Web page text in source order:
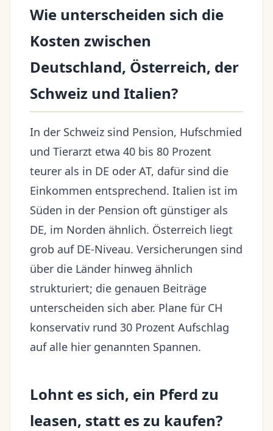
Wie unterscheiden sich die
Kosten zwischen
Deutschland, Österreich, der
Schweiz und Italien?
In der Schweiz sind Pension, Hufschmied
und Tierarzt etwa 40 bis 80 Prozent
teurer als in DE oder AT, dafür sind die
Einkommen entsprechend. Italien ist im
Süden in der Pension oft günstiger als
DE, im Norden ähnlich. Österreich liegt
grob auf DE-Niveau. Versicherungen sind
über die Länder hinweg ähnlich
strukturiert; die genauen Beiträge
unterscheiden sich aber. Plane für CH
konservativ rund 30 Prozent Aufschlag
auf alle hier genannten Spannen.
Lohnt es sich, ein Pferd zu
leasen, statt es zu kaufen?